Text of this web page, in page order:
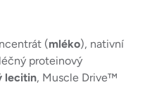
(mléko), nativní
proteinový
lecitin, Muscle Drive™